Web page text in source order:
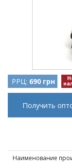
РРЦ: 690 грн
Получить
Наименование